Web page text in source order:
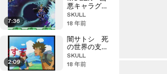
7:36
悪キャラグラ
ンプリ part1
SKULL
18 年前
2:09
闇サトシ 死
の世界の支配
者
SKULL
18 年前